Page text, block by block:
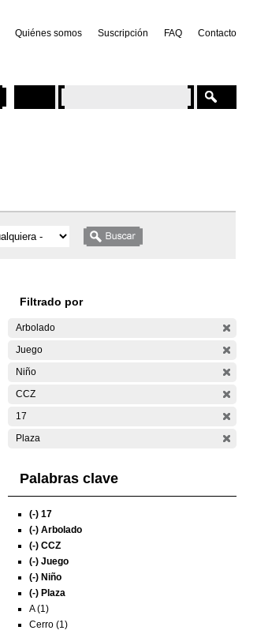
Quiénes somos Suscripción FAQ Contacto
Filtrado por
Arbolado
Juego
Niño
CCZ
17
Plaza
Palabras clave
(-) 17
(-) Arbolado
(-) CCZ
(-) Juego
(-) Niño
(-) Plaza
A (1)
Cerro (1)